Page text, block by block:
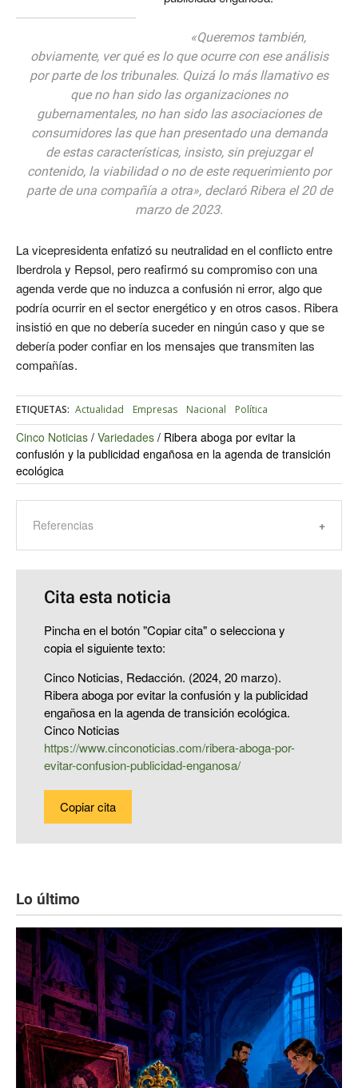
«Queremos también,
obviamente, ver qué es lo que ocurre con ese análisis
por parte de los tribunales. Quizá lo más llamativo es
que no han sido las organizaciones no
gubernamentales, no han sido las asociaciones de
consumidores las que han presentado una demanda
de estas características, insisto, sin prejuzgar el
contenido, la viabilidad o no de este requerimiento por
parte de una compañía a otra», declaró Ribera el 20 de
marzo de 2023.
La vicepresidenta enfatizó su neutralidad en el conflicto entre
Iberdrola y Repsol, pero reafirmó su compromiso con una
agenda verde que no induzca a confusión ni error, algo que
podría ocurrir en el sector energético y en otros casos. Ribera
insistió en que no debería suceder en ningún caso y que se
debería poder confiar en los mensajes que transmiten las
compañías.
ETIQUETAS: Actualidad Empresas Nacional Política
Cinco Noticias / Variedades / Ribera aboga por evitar la
confusión y la publicidad engañosa en la agenda de transición
ecológica
Referencias
Cita esta noticia
Pincha en el botón "Copiar cita" o selecciona y
copia el siguiente texto:
Cinco Noticias, Redacción. (2024, 20 marzo).
Ribera aboga por evitar la confusión y la publicidad
engañosa en la agenda de transición ecológica.
Cinco Noticias
https://www.cinconoticias.com/ribera-aboga-por-
evitar-confusion-publicidad-enganosa/
Copiar cita
Lo último